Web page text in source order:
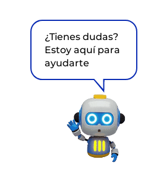
¿Tienes dudas?
Estoy aquí para
ayudarte